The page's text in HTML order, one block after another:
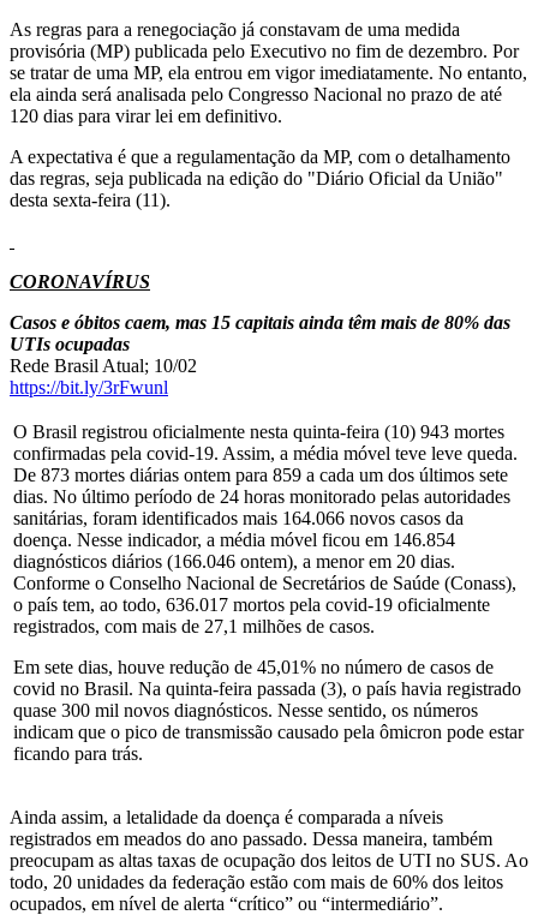
As regras para a renegociação já constavam de uma medida
provisória (MP) publicada pelo Executivo no fim de dezembro. Por
se tratar de uma MP, ela entrou em vigor imediatamente. No entanto,
ela ainda será analisada pelo Congresso Nacional no prazo de até
120 dias para virar lei em definitivo.
A expectativa é que a regulamentação da MP, com o detalhamento
das regras, seja publicada na edição do "Diário Oficial da União"
desta sexta-feira (11).
CORONAVÍRUS
Casos e óbitos caem, mas 15 capitais ainda têm mais de 80% das
UTIs ocupadas
Rede Brasil Atual; 10/02
https://bit.ly/3rFwunl
O Brasil registrou oficialmente nesta quinta-feira (10) 943 mortes
confirmadas pela covid-19. Assim, a média móvel teve leve queda.
De 873 mortes diárias ontem para 859 a cada um dos últimos sete
dias. No último período de 24 horas monitorado pelas autoridades
sanitárias, foram identificados mais 164.066 novos casos da
doença. Nesse indicador, a média móvel ficou em 146.854
diagnósticos diários (166.046 ontem), a menor em 20 dias.
Conforme o Conselho Nacional de Secretários de Saúde (Conass),
o país tem, ao todo, 636.017 mortos pela covid-19 oficialmente
registrados, com mais de 27,1 milhões de casos.
Em sete dias, houve redução de 45,01% no número de casos de
covid no Brasil. Na quinta-feira passada (3), o país havia registrado
quase 300 mil novos diagnósticos. Nesse sentido, os números
indicam que o pico de transmissão causado pela ômicron pode estar
ficando para trás.
Ainda assim, a letalidade da doença é comparada a níveis
registrados em meados do ano passado. Dessa maneira, também
preocupam as altas taxas de ocupação dos leitos de UTI no SUS. Ao
todo, 20 unidades da federação estão com mais de 60% dos leitos
ocupados, em nível de alerta “crítico” ou “intermediário”.